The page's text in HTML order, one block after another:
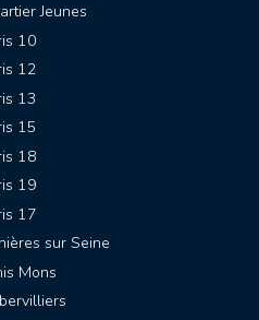
Jeunes
10
12
13
15
18
19
17
sur Seine
Mons